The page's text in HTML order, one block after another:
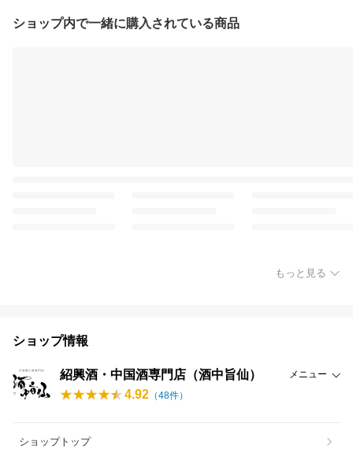
ショップ内で一緒に購入されている商品
もっと見る
ショップ情報
紹興酒・中国酒専門店（酒中旨仙） メニュー
4.92 （48件）
ショップトップ